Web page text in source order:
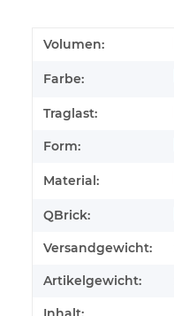
Volumen:
Farbe:
Traglast:
Form:
Material:
QBrick:
Versandgewicht:
Artikelgewicht: